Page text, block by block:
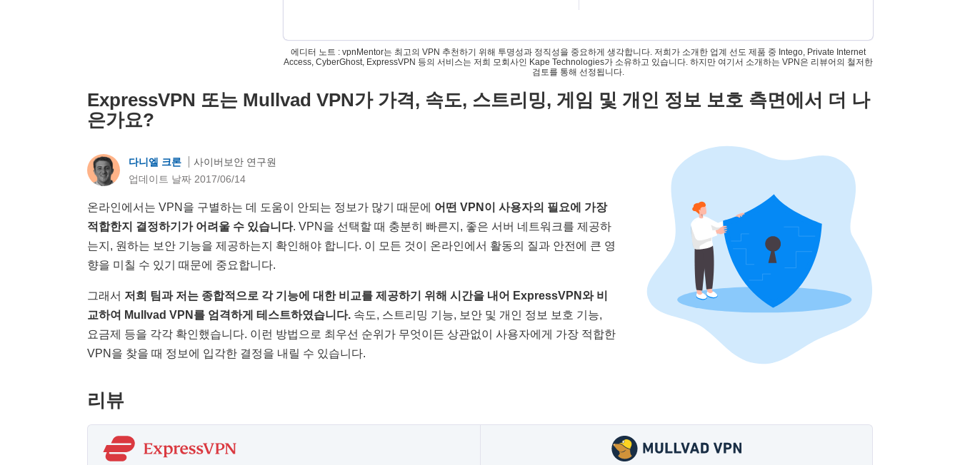
에디터 노트 : vpnMentor는 최고의 VPN 추천하기 위해 투명성과 정직성을 중요하게 생각합니다. 저희가 소개한 업계 선도 제품 중 Intego, Private Internet
Access, CyberGhost, ExpressVPN 등의 서비스는 저희 모회사인 Kape Technologies가 소유하고 있습니다. 하지만 여기서 소개하는 VPN은 리뷰어의 철저한
검토를 통해 선정됩니다.
ExpressVPN 또는 Mullvad VPN가 가격, 속도, 스트리밍, 게임 및 개인 정보 보호 측면에서 더 나
은가요?
다니엘 크론
사이버보안 연구원
업데이트 날짜 2017/06/14
온라인에서는 VPN을 구별하는 데 도움이 안되는 정보가 많기 때문에 어떤 VPN이 사용자의 필요에 가장
적합한지 결정하기가 어려울 수 있습니다. VPN을 선택할 때 충분히 빠른지, 좋은 서버 네트워크를 제공하
는지, 원하는 보안 기능을 제공하는지 확인해야 합니다. 이 모든 것이 온라인에서 활동의 질과 안전에 큰 영
향을 미칠 수 있기 때문에 중요합니다.
그래서 저희 팀과 저는 종합적으로 각 기능에 대한 비교를 제공하기 위해 시간을 내어 ExpressVPN와 비
교하여 Mullvad VPN를 엄격하게 테스트하였습니다. 속도, 스트리밍 기능, 보안 및 개인 정보 보호 기능,
요금제 등을 각각 확인했습니다. 이런 방법으로 최우선 순위가 무엇이든 상관없이 사용자에게 가장 적합한
VPN을 찾을 때 정보에 입각한 결정을 내릴 수 있습니다.
리뷰